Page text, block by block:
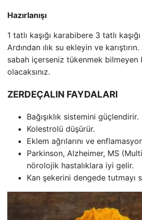
Hazırlanışı
1 tatlı kaşığı karabibere 3 tatlı
Ardından ılık su ekleyin ve karıştırın.
sabah içerseniz tükenmek bilmeyen
olacaksınız.
ZERDEÇALIN FAYDALARI
Bağışıklık sistemini güçlendirir.
Kolestrolü düşürür.
Eklem ağrılarını ve
Parkinson, Alzheimer, MS
nörolojik hastalıklara iyi gelir.
Kan şekerini dengede tutmayı